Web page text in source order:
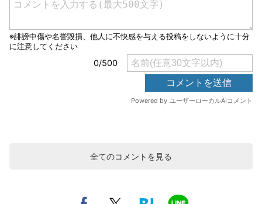
全てのコメントを見る